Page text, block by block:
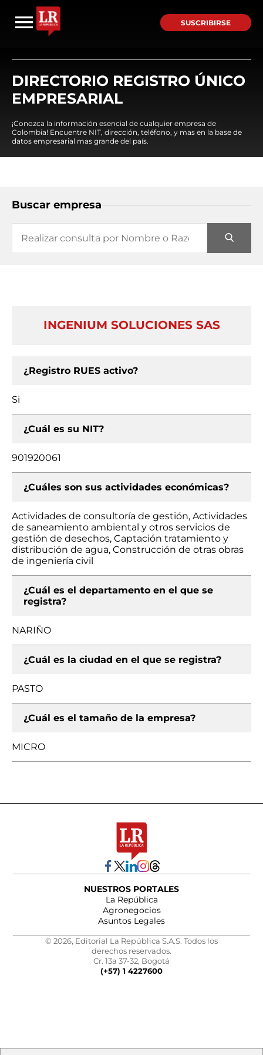
SUSCRIBIRSE
DIRECTORIO REGISTRO ÚNICO
EMPRESARIAL
¡Conozca la información esencial de cualquier empresa de
Colombia! Encuentre NIT, dirección, teléfono, y mas en la base de
datos empresarial mas grande del país.
Buscar empresa
INGENIUM SOLUCIONES SAS
¿Registro RUES activo?
Si
¿Cuál es su NIT?
901920061
¿Cuáles son sus actividades económicas?
Actividades de consultoría de gestión, Actividades
de saneamiento ambiental y otros servicios de
gestión de desechos, Captación tratamiento y
distribución de agua, Construcción de otras obras
de ingeniería civil
¿Cuál es el departamento en el que se
registra?
NARIÑO
¿Cuál es la ciudad en el que se registra?
PASTO
¿Cuál es el tamaño de la empresa?
MICRO
NUESTROS PORTALES
La República
Agronegocios
Asuntos Legales
© 2026, Editorial La República S.A.S. Todos los
derechos reservados.
Cr. 13a 37-32, Bogotá
(+57) 1 4227600